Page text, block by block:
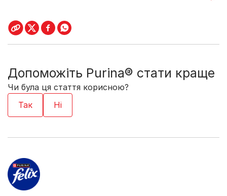
Допоможіть Purina® стати краще
Чи була ця стаття корисною?